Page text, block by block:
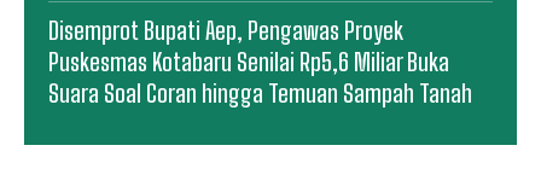
Disemprot Bupati Aep, Pengawas Proyek
Puskesmas Kotabaru Senilai Rp5,6 Miliar Buka
Suara Soal Coran hingga Temuan Sampah Tanah